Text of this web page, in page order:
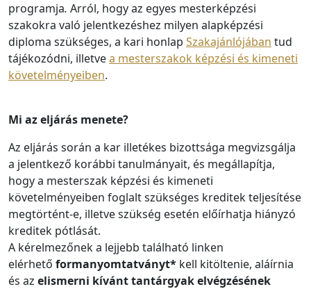
programja. Arról, hogy az egyes mesterképzési
szakokra való jelentkezéshez milyen alapképzési
diploma szükséges, a kari honlap Szakajánlójában tud
tájékozódni, illetvea mesterszakok képzési és kimeneti
követelményeiben.
Mi az eljárás menete?
Az eljárás során a kar illetékes bizottsága megvizsgálja
a jelentkező korábbi tanulmányait, és megállapítja,
hogy a mesterszak képzési és kimeneti
követelményeiben foglalt szükséges kreditek teljesítése
megtörtént-e, illetve szükség esetén előírhatja hiányzó
kreditek pótlását.
A kérelmezőnek a lejjebb található linken
elérhető formanyomtatványt* kell kitöltenie, aláírnia
és az elismerni kívánt tantárgyak elvégzésének